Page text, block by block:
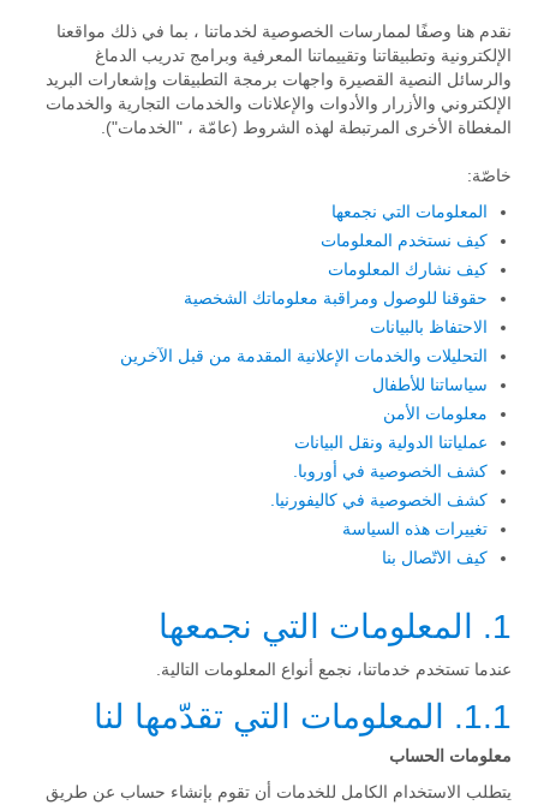
نقدم هنا وصفًا لممارسات الخصوصية لخدماتنا ، بما في ذلك مواقعنا
الإلكترونية وتطبيقاتنا وتقييماتنا المعرفية وبرامج تدريب الدماغ
والرسائل النصية القصيرة واجهات برمجة التطبيقات وإشعارات البريد
الإلكتروني والأزرار والأدوات والإعلانات والخدمات التجارية والخدمات
المغطاة الأخرى المرتبطة لهذه الشروط (عامّة ، "الخدمات").
خاصّة:
المعلومات التي نجمعها
كيف نستخدم المعلومات
كيف نشارك المعلومات
حقوقنا للوصول ومراقبة معلوماتك الشخصية
الاحتفاظ بالبيانات
التحليلات والخدمات الإعلانية المقدمة من قبل الآخرين
سياساتنا للأطفال
معلومات الأمن
عملياتنا الدولية ونقل البيانات
كشف الخصوصية في أوروبا.
كشف الخصوصية في كاليفورنيا.
تغييرات هذه السياسة
كيف الاتّصال بنا
1. المعلومات التي نجمعها
عندما تستخدم خدماتنا، نجمع أنواع المعلومات التالية.
1.1. المعلومات التي تقدّمها لنا
معلومات الحساب
يتطلب الاستخدام الكامل للخدمات أن تقوم بإنشاء حساب عن طريق